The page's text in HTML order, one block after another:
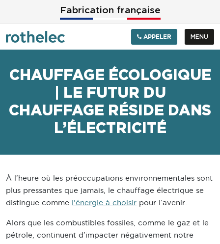
Aller au contenu principal
Fabrication française
APPELER MENU
CHAUFFAGE ÉCOLOGIQUE
| LE FUTUR DU
CHAUFFAGE RÉSIDE DANS
L’ÉLECTRICITÉ
À l’heure où les préoccupations environnementales sont
plus pressantes que jamais, le chauffage électrique se
distingue comme l'énergie à choisir pour l’avenir.
Alors que les combustibles fossiles, comme le gaz et le
pétrole, continuent d’impacter négativement notre